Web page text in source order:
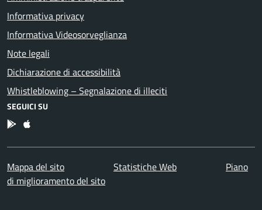
Informativa privacy
Informativa Videosorveglianza
Note legali
Dichiarazione di accessibilità
Whistleblowing – Segnalazione di illeciti
SEGUICI SU
App Android
App IOS
Mappa del sito Statistiche Web
Piano
di miglioramento del sito